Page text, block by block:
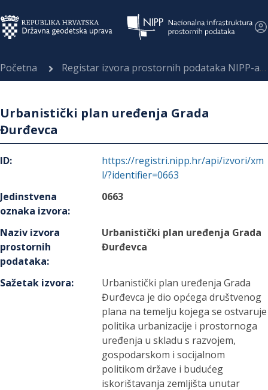
Početna Registar izvora prostornih podataka NIPP-a
Urbanistički plan uređenja Grada
Đurđevca
ID:
https://registri.nipp.hr/api/izvori/xm
l/?identifier=0663
Jedinstvena
oznaka izvora:
0663
Naziv izvora
prostornih
podataka:
Urbanistički plan uređenja Grada
Đurđevca
Sažetak izvora:
Urbanistički plan uređenja Grada
Đurđevca je dio općega društvenog
plana na temelju kojega se ostvaruje
politika urbanizacije i prostornoga
uređenja u skladu s razvojem,
gospodarskom i socijalnom
politikom države i budućeg
iskorištavanja zemljišta unutar